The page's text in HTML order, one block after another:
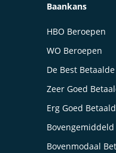
Baankans
HBO Beroepen
WO Beroepen
De Best
Zeer Goed
Erg Goed
Bovenmodaal